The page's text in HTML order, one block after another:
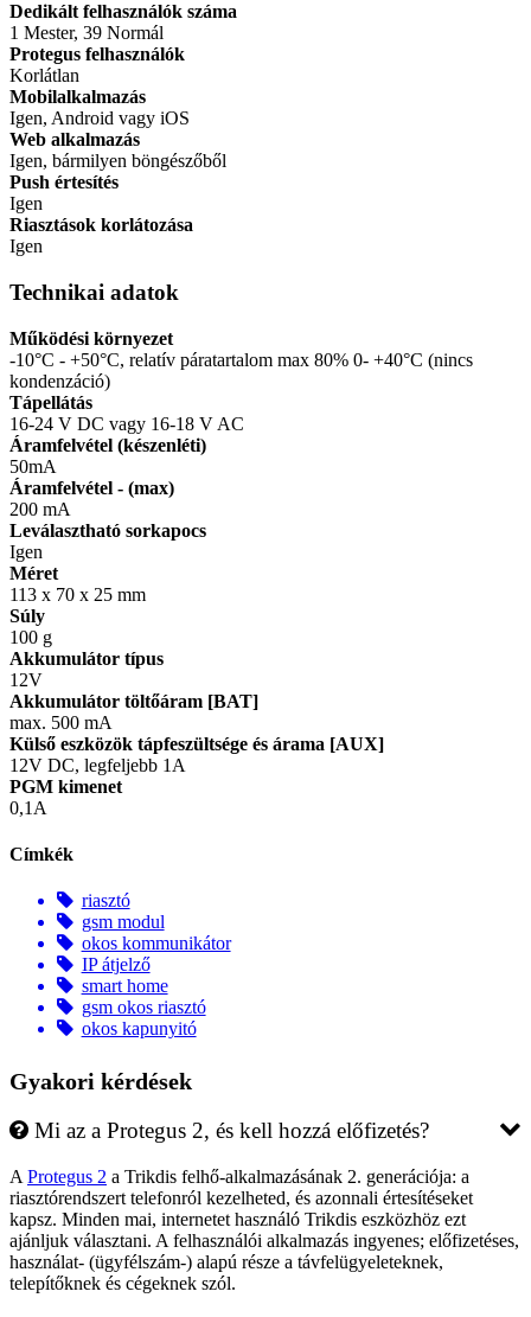
Dedikált felhasználók száma
1 Mester, 39 Normál
Protegus felhasználók
Korlátlan
Mobilalkalmazás
Igen, Android vagy iOS
Web alkalmazás
Igen, bármilyen böngészőből
Push értesítés
Igen
Riasztások korlátozása
Igen
Technikai adatok
Működési környezet
-10°C - +50°C, relatív páratartalom max 80% 0- +40°C (nincs
kondenzáció)
Tápellátás
16-24 V DC vagy 16-18 V AC
Áramfelvétel (készenléti)
50mA
Áramfelvétel - (max)
200 mA
Leválasztható sorkapocs
Igen
Méret
113 x 70 x 25 mm
Súly
100 g
Akkumulátor típus
12V
Akkumulátor töltőáram [BAT]
max. 500 mA
Külső eszközök tápfeszültsége és árama [AUX]
12V DC, legfeljebb 1A
PGM kimenet
0,1A
Címkék
riasztó
gsm modul
okos kommunikátor
IP átjelző
smart home
gsm okos riasztó
okos kapunyitó
Gyakori kérdések
Mi az a Protegus 2, és kell hozzá előfizetés?
A Protegus 2 a Trikdis felhő-alkalmazásának 2. generációja: a
riasztórendszert telefonról kezelheted, és azonnali értesítéseket
kapsz. Minden mai, internetet használó Trikdis eszközhöz ezt
ajánljuk választani. A felhasználói alkalmazás ingyenes; előfizetéses,
használat- (ügyfélszám-) alapú része a távfelügyeleteknek,
telepítőknek és cégeknek szól.